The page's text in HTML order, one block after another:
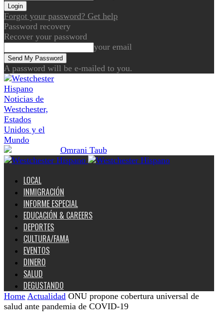
Forgot your password? Get help
Password recovery
Recover your password
your email
A password will be e-mailed to you.
Noticias de
Westchester,
Estados
Unidos y el
Mundo
LOCAL
INMIGRACIÓN
INFORME ESPECIAL
EDUCACIÓN & CAREERS
DEPORTES
CULTURA/FAMA
EVENTOS
DINERO
SALUD
DEGUSTANDO
Home Actualidad ONU propone cobertura universal de
salud ante pandemia de COVID-19